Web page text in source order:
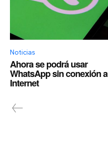
Noticias
Ahora se podrá usar
WhatsApp sin conexión a
Internet